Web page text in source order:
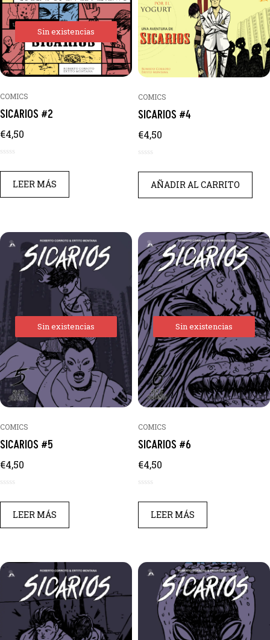
Sin existencias
COMICS
SICARIOS #2
€4,50
LEER MÁS
COMICS
SICARIOS #4
€4,50
de
AÑADIR AL CARRITO
Sin existencias
COMICS
SICARIOS #5
€4,50
de
LEER MÁS
Sin existencias
COMICS
SICARIOS #6
€4,50
de
LEER MÁS